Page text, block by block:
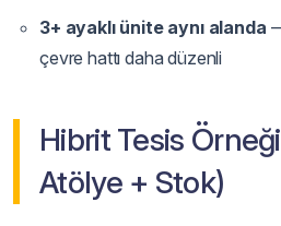
3+ ayaklı ünite aynı alanda
çevre hattı daha düzenli
Hibrit Tesis
Atölye + Stok)